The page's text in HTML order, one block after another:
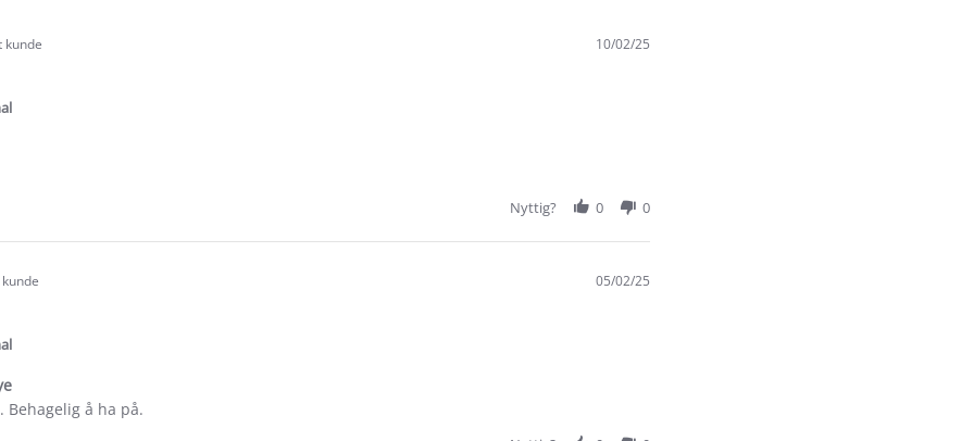
kunde 10/02/25
Nyttig? 0 0
05/02/25
Behagelig å ha på.